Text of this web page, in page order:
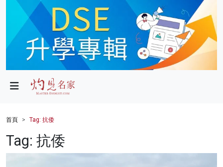
政局
財經
健康
首頁 Tag: 抗倭
Tag: 抗倭